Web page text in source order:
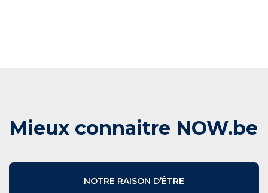
Mieux connaitre NOW.be
NOTRE RAISON D’ÊTRE